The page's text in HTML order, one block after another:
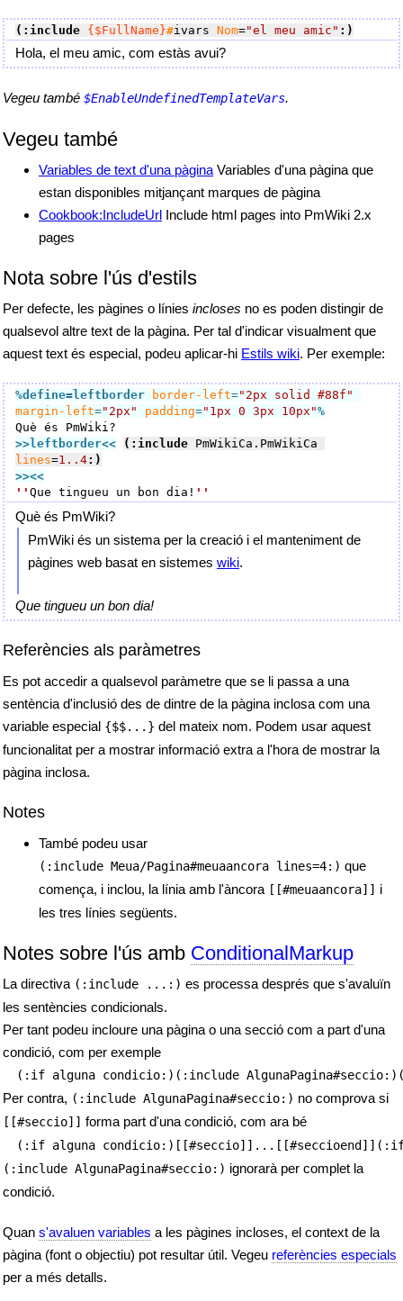
(:include {$FullName}#ivars Nom="el meu amic" :)
Hola, el meu amic, com estàs avui?
Vegeu també $EnableUndefinedTemplateVars.
Vegeu també
Variables de text d'una pàgina Variables d'una pàgina que
estan disponibles mitjançant marques de pàgina
Cookbook:IncludeUrl Include html pages into PmWiki 2.x
pages
Nota sobre l'ús d'estils
Per defecte, les pàgines o línies incloses no es poden distingir de
qualsevol altre text de la pàgina. Per tal d'indicar visualment que
aquest text és especial, podeu aplicar-hi Estils wiki. Per exemple:
%define=leftborder border-left="2px solid #88f"
margin-left="2px" padding="1px 0 3px 10px"%
>>leftborder<< (:include
lines=1..4:)
>><<
'' Que tingueu un bon dia! ''
Què és PmWiki?
PmWiki és un sistema per la creació i el manteniment de
pàgines web basat en sistemes wiki.
Que tingueu un bon dia!
Referències als paràmetres
Es pot accedir a qualsevol paràmetre que se li passa a una
sentència d'inclusió des de dintre de la pàgina inclosa com una
variable especial {$$...} del mateix nom. Podem usar aquest
funcionalitat per a mostrar informació extra a l'hora de mostrar la
pàgina inclosa.
Notes
També podeu usar
(:include Meua/Pagina#meuaancora lines=4:) que
comença, i inclou, la línia amb l'àncora [[#meuaancora]] i
les tres línies següents.
Notes sobre l'ús amb ConditionalMarkup
La directiva (:include ...:) es processa després que s'avaluïn
les sentències condicionals.
Per tant podeu incloure una pàgina o una secció com a part d'una
condició, com per exemple
(:if alguna condicio:)(:include
Per contra, (:include AlgunaPagina#seccio:) no comprova si
[[#seccio]] forma part d'una condició, com ara bé
(:if alguna
(:include AlgunaPagina#seccio:) ignorarà per complet la
condició.
Quan s'avaluen variables a les pàgines incloses, el context de la
pàgina (font o objectiu) pot resultar útil. Vegeu referències especials
per a més detalls.